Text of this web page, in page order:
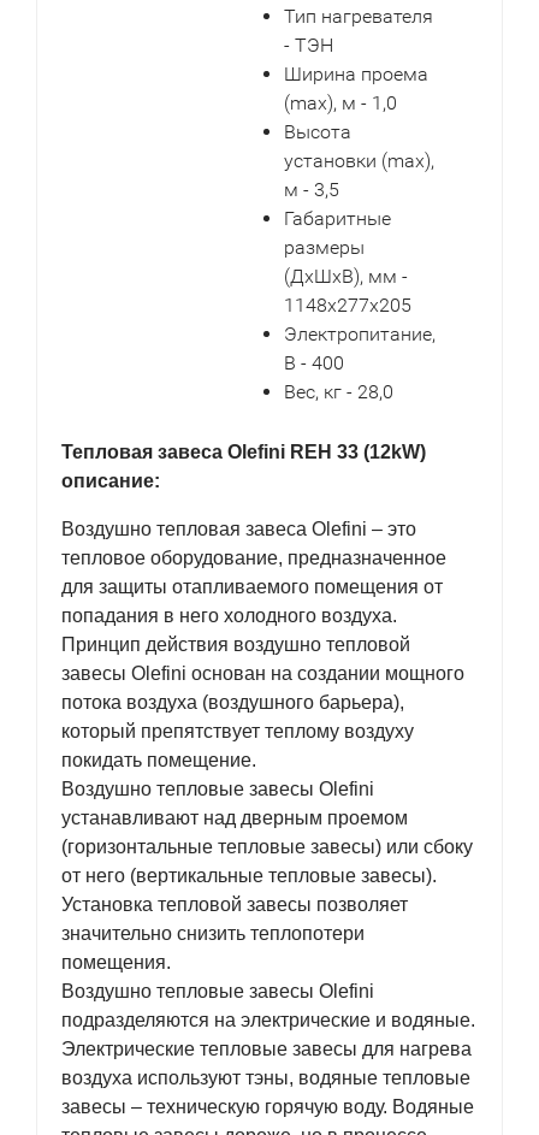
Тип нагревателя
- ТЭН
Ширина проема
(max), м - 1,0
Высота
установки (max),
м - 3,5
Габаритные
размеры
(ДxШxВ), мм -
1148x277x205
Электропитание,
В - 400
Вес, кг - 28,0
Тепловая завеса Olefini REH 33 (12kW)
описание:
Воздушно тепловая завеса Olefini – это
тепловое оборудование, предназначенное
для защиты отапливаемого помещения от
попадания в него холодного воздуха.
Принцип действия воздушно тепловой
завесы Olefini основан на создании мощного
потока воздуха (воздушного барьера),
который препятствует теплому воздуху
покидать помещение.
Воздушно тепловые завесы Olefini
устанавливают над дверным проемом
(горизонтальные тепловые завесы) или сбоку
от него (вертикальные тепловые завесы).
Установка тепловой завесы позволяет
значительно снизить теплопотери
помещения.
Воздушно тепловые завесы Olefini
подразделяются на электрические и водяные.
Электрические тепловые завесы для нагрева
воздуха используют тэны, водяные тепловые
завесы – техническую горячую воду. Водяные